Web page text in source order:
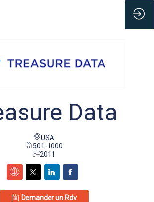
Data
USA
501-1000
2011
Demander un Rdv